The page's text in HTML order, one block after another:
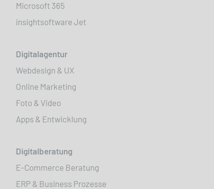
Microsoft 365
insightsoftware Jet
Digitalagentur
Webdesign & UX
Online Marketing
Foto & Video
Apps & Entwicklung
Digitalberatung
E-Commerce Beratung
ERP & Business Prozesse